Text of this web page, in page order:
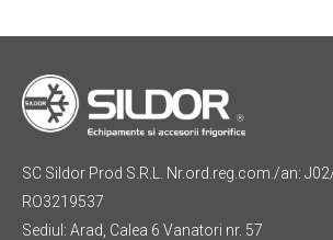
SC Sildor Prod S.R.L. Nr.ord.reg.com./an:
RO3219537
Sediul: Arad, Calea 6 Vanatori nr. 57